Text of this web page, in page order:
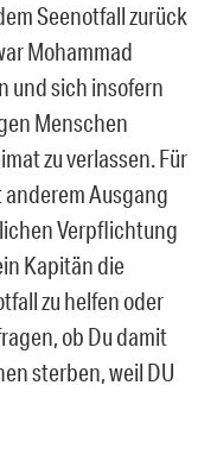
Seenotfall zurück
Mohammad
und sich insofern
Menschen
zu verlassen. Für
anderem Ausgang
Verpflichtung
Kapitän die
zu helfen oder
ob Du damit
sterben, weil DU